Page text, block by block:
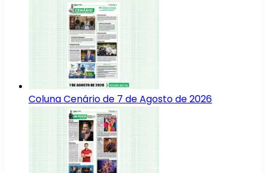
Coluna Cenário de 7 de Agosto de 2026